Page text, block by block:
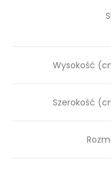
Wysokość
Szerokość